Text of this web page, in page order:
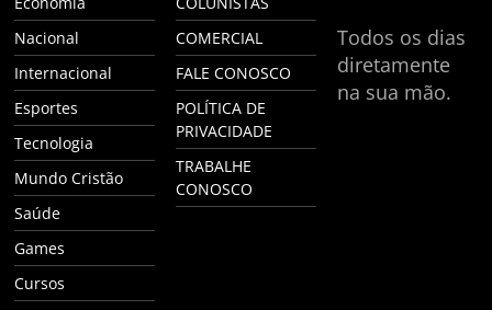
Nacional
Internacional
Esportes
Tecnologia
Mundo Cristão
Saúde
Games
Cursos
COMERCIAL
FALE CONOSCO
POLÍTICA DE
PRIVACIDADE
TRABALHE
CONOSCO
Todos os dias
diretamente
na sua mão.